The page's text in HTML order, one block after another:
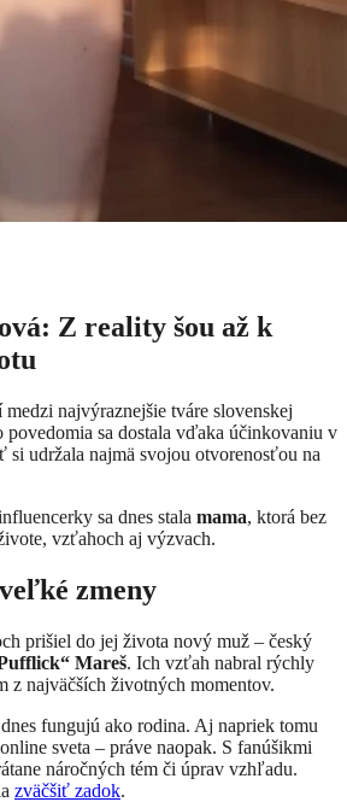
Z reality šou až k
medzi najvýraznejšie tváre slovenskej
povedomia sa dostala vďaka účinkovaniu v
si udržala najmä svojou otvorenosťou na
sa dnes stala mama, ktorá bez
vzťahoch aj výzvach.
zmeny
prišiel do jej života nový muž – český
Mareš. Ich vzťah nabral rýchly
z najväčších životných momentov.
fungujú ako rodina. Aj napriek tomu
sveta – práve naopak. S fanúšikmi
náročných tém či úprav vzhľadu.
zväčšiť zadok.